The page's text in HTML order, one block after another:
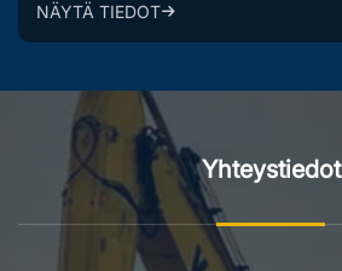
NÄYTÄ TIEDOT
Yhteystiedot